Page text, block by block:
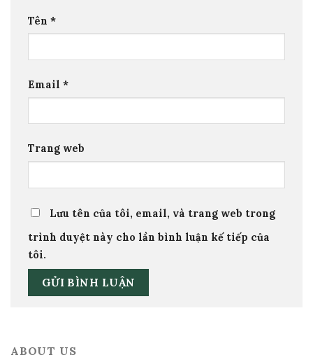
ABOUT US
Tên *
Email *
Trang web
Lưu tên của tôi, email, và trang web trong
trình duyệt này cho lần bình luận kế tiếp của
tôi.